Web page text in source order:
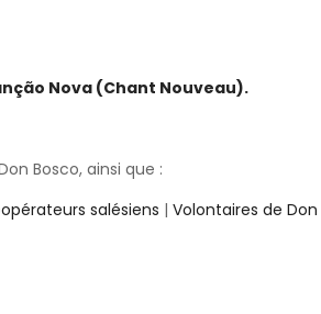
Nova (Chant Nouveau).
Bosco, ainsi que :
salésiens | Volontaires de Don